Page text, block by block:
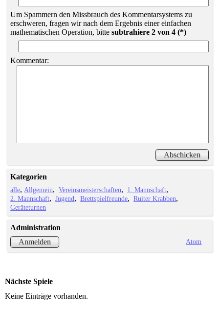
Um Spammern den Missbrauch des Kommentarsystems zu
erschweren, fragen wir nach dem Ergebnis einer einfachen
mathematischen Operation, bittesubtrahiere 2 von 4 (*)
Kommentar:
Kategorien
alle Allgemein Vereinsmeisterschaften
1. Mannschaft
2. Mannschaft
Jugend Brettspielfreunde
Ruiter Krabben
Geräteturnen
Administration
Anmelden
Atom
Nächste Spiele
Keine Einträge vorhanden.